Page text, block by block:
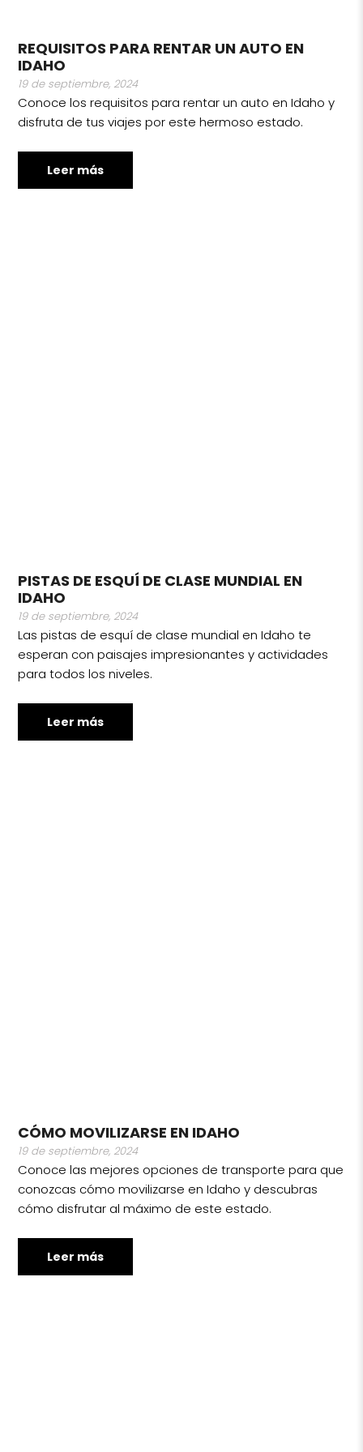
REQUISITOS PARA RENTAR UN AUTO EN
IDAHO
19 de septiembre, 2024
Conoce los requisitos para rentar un auto en Idaho y
disfruta de tus viajes por este hermoso estado.
Leer más
PISTAS DE ESQUÍ DE CLASE MUNDIAL EN
IDAHO
19 de septiembre, 2024
Las pistas de esquí de clase mundial en Idaho te
esperan con paisajes impresionantes y actividades
para todos los niveles.
Leer más
CÓMO MOVILIZARSE EN IDAHO
19 de septiembre, 2024
Conoce las mejores opciones de transporte para que
conozcas cómo movilizarse en Idaho y descubras
cómo disfrutar al máximo de este estado.
Leer más